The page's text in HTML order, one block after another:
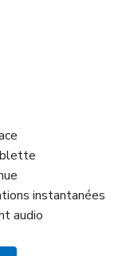
instantanées
audio